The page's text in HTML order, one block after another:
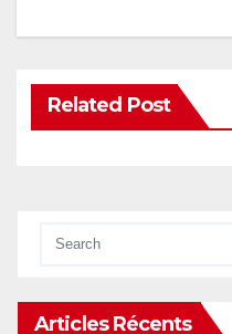
Related Post
Articles Récents